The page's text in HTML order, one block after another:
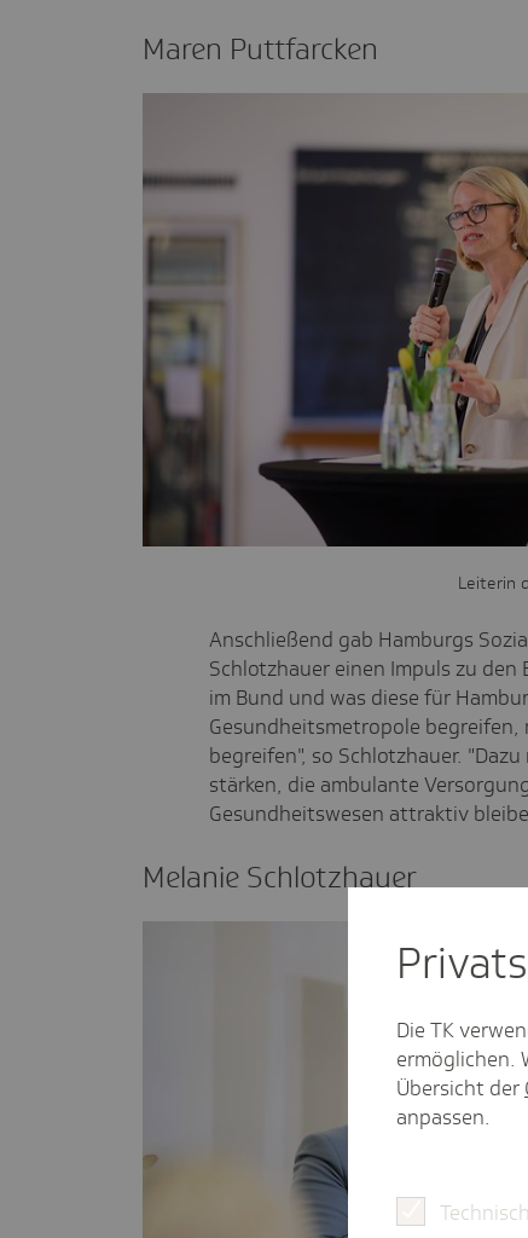
Maren Puttfarcken
Leiterin
Anschließend gab Hamburgs
Schlotzhauer einen Impuls zu
im Bund und was diese für
Gesundheitsmetropole begreifen,
begreifen", so Schlotzhauer.
stärken, die ambulante
Gesundheitswesen attraktiv
Melanie Schlotz­hauer
Die TK
ermöglichen.
Übersicht der
anpassen.